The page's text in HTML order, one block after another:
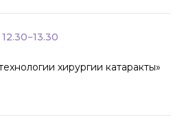
12.30−13.30
хирургии катаракты»